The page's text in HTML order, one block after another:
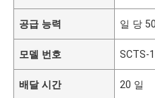
공급 능력 일 당
모델 번호 SCTS-
배달 시간 20 일